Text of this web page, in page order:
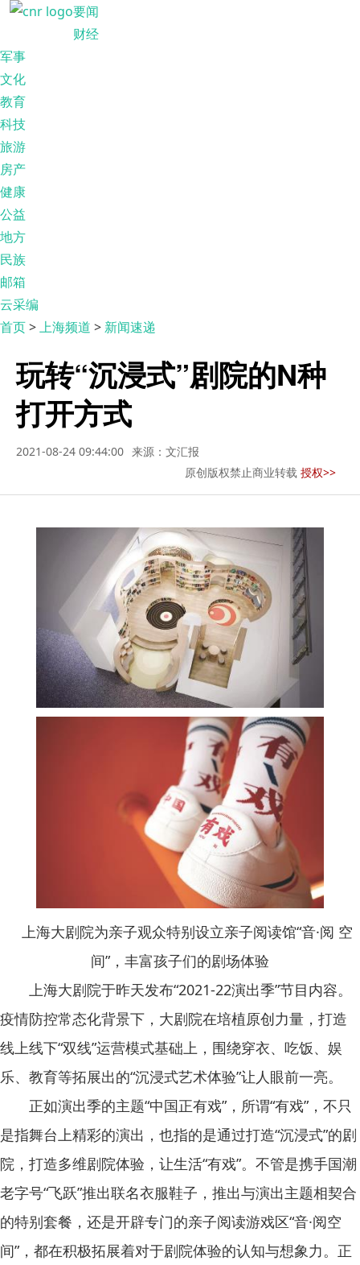
要闻
财经
军事
文化
教育
科技
旅游
房产
健康
公益
地方
民族
邮箱
云采编
首页>上海频道 > 新闻速递
玩转“沉浸式”剧院的N种
打开方式
2021-08-24 09:44:00 来源：文汇报
原创版权禁止商业转载 授权>>
上海大剧院为亲子观众特别设立亲子阅读馆“音·阅 空
间”，丰富孩子们的剧场体验
上海大剧院于昨天发布“2021-22演出季”节目内容。
疫情防控常态化背景下，大剧院在培植原创力量，打造
线上线下“双线”运营模式基础上，围绕穿衣、吃饭、娱
乐、教育等拓展出的“沉浸式艺术体验”让人眼前一亮。
正如演出季的主题“中国正有戏”，所谓“有戏”，不只
是指舞台上精彩的演出，也指的是通过打造“沉浸式”的剧
院，打造多维剧院体验，让生活“有戏”。不管是携手国潮
老字号“飞跃”推出联名衣服鞋子，推出与演出主题相契合
的特别套餐，还是开辟专门的亲子阅读游戏区“音·阅空
间”，都在积极拓展着对于剧院体验的认知与想象力。正